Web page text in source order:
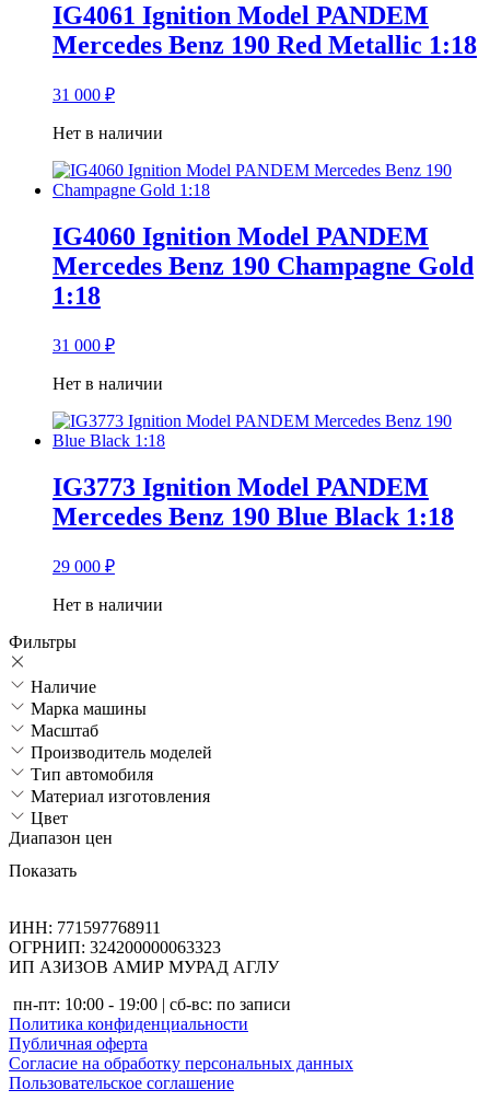
IG4061 Ignition Model PANDEM
Mercedes Benz 190 Red Metallic 1:18
31 000 ₽
Нет в наличии
IG4060 Ignition Model PANDEM
Mercedes Benz 190 Champagne Gold
1:18
31 000 ₽
Нет в наличии
IG3773 Ignition Model PANDEM
Mercedes Benz 190 Blue Black 1:18
29 000 ₽
Нет в наличии
Фильтры
Наличие
Марка машины
Масштаб
Производитель моделей
Тип автомобиля
Материал изготовления
Цвет
Диапазон цен
Показать
ИНН: 771597768911
ОГРНИП: 324200000063323
ИП АЗИЗОВ АМИР МУРАД АГЛУ
пн-пт: 10:00 - 19:00 | сб-вс: по записи
Политика конфиденциальности
Публичная оферта
Согласие на обработку персональных данных
Пользовательское соглашение